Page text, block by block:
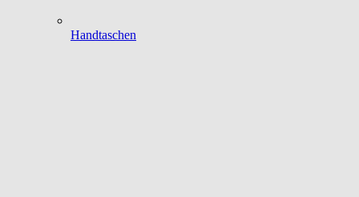
Handtaschen